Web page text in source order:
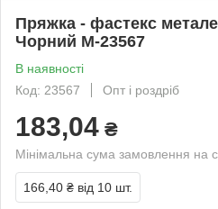
Пряжка - фастекс
Чорний М-23567
В наявності
Код: 23567
Опт і роздріб
183,04 ₴
Мінімальна сума замовлення на
166,40 ₴ від 10 шт.